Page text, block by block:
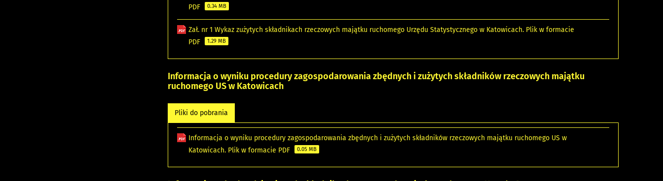
PDF
0.34 MB
Zał. nr 1 Wykaz zużytych składnikach rzeczowych majątku ruchomego Urzędu Statystycznego w Katowicach. Plik w formacie
PDF
1.29 MB
Informacja o wyniku procedury zagospodarowania zbędnych i zużytych składników rzeczowych majątku
ruchomego US w Katowicach
Pliki do pobrania
Informacja o wyniku procedury zagospodarowania zbędnych i zużytych składników rzeczowych majątku ruchomego US w
Katowicach. Plik w formacie PDF
0.05 MB